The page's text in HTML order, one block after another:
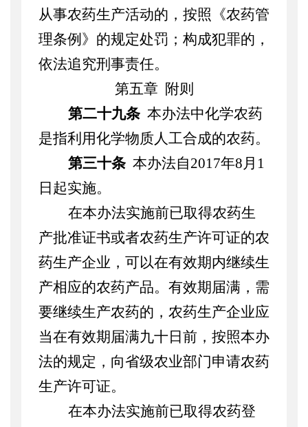
从事农药生产活动的，按照《农药管
理条例》的规定处罚；构成犯罪的，
依法追究刑事责任。
第五章 附则
第二十九条 本办法中化学农药
是指利用化学物质人工合成的农药。
第三十条 本办法自2017年8月 1
日起实施。
在本办法实施前已取得农药生
产批准证书或者农药生产许可证的农
药生产企业，可以在有效期内继续生
产相应的农药产品。 有效期届满，需
要继续生产农药的，农药生产企业应
当在有效期届满九十日前， 按照本办
法的规定， 向省级农业部门申请农药
生产许可证。
在本办法实施前已取得农药登